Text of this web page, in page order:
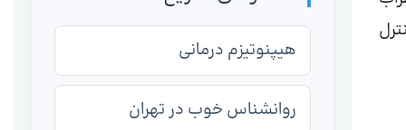
هیپنوتیزم درمانی
روانشناس خوب در تهران